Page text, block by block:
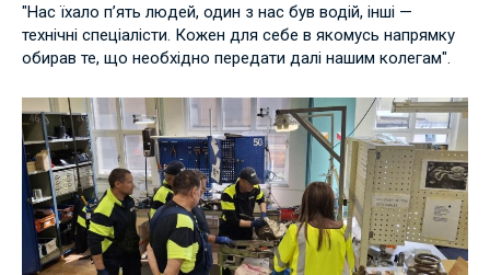
"Нас їхало п’ять людей, один з нас був водій, інші —
технічні спеціалісти. Кожен для себе в якомусь напрямку
обирав те, що необхідно передати далі нашим колегам".